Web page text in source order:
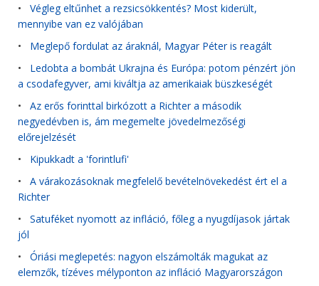
• Végleg eltűnhet a rezsicsökkentés? Most kiderült,
mennyibe van ez valójában
• Meglepő fordulat az áraknál, Magyar Péter is reagált
• Ledobta a bombát Ukrajna és Európa: potom pénzért jön
a csodafegyver, ami kiváltja az amerikaiak büszkeségét
• Az erős forinttal birkózott a Richter a második
negyedévben is, ám megemelte jövedelmezőségi
előrejelzését
• Kipukkadt a 'forintlufi'
• A várakozásoknak megfelelő bevételnövekedést ért el a
Richter
• Satuféket nyomott az infláció, főleg a nyugdíjasok jártak
jól
• Óriási meglepetés: nagyon elszámolták magukat az
elemzők, tízéves mélyponton az infláció Magyarországon